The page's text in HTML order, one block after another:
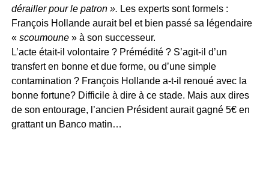
dérailler pour le patron ». Les experts sont formels :
François Hollande aurait bel et bien passé sa légendaire
«scoumoune» à son successeur.
L’acte était-il volontaire ? Prémédité ? S’agit-il d’un
transfert en bonne et due forme, ou d’une simple
contamination ? François Hollande a-t-il renoué avec la
bonne fortune? Difficile à dire à ce stade. Mais aux dires
de son entourage, l’ancien Président aurait gagné 5€ en
grattant un Banco matin…